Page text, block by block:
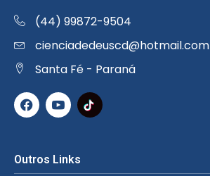
(44) 99872-9504
cienciadedeuscd@hotmail.com
Santa Fé - Paraná
Outros Links